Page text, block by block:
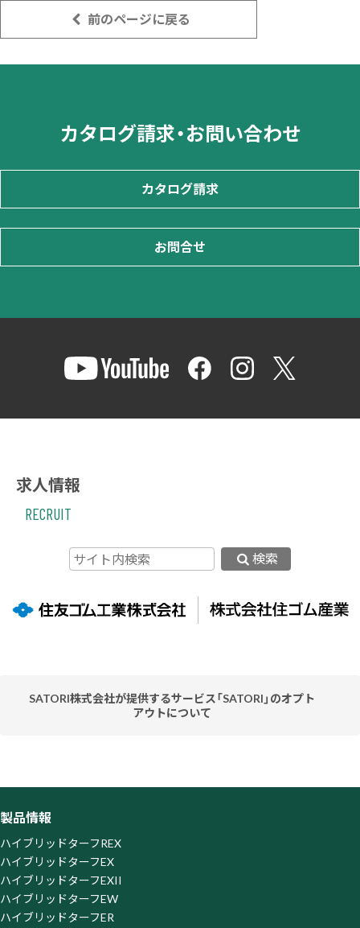
前のページに戻る
カタログ請求・お問い合わせ
カタログ請求
お問合せ
求人情報
RECRUIT
検索
SATORI株式会社が提供するサービス「SATORI」のオプト
アウトについて
のアクセス履歴を取得・蓄積しておりますが、この取得・蓄積
プトアウトページ」よりオプトアウトを行ってください。な
お、オプトアウトがなされた場合は、当社がウェブサイト上で
提供するサービスの一部を利用できなくなる場合がございま
すので、ご了承ください。
オプトアウトページ
製品情報
ハイブリッドターフREX
ハイブリッドターフEX
ハイブリッドターフEXII
ハイブリッドターフEW
ハイブリッドターフER